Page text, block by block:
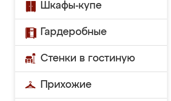
Шкафы-купе
Гардеробные
Стенки в гостиную
Прихожие